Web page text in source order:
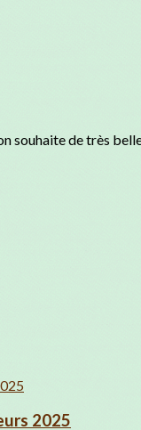
souhaite de très
2025